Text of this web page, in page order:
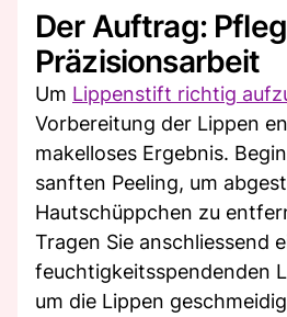
Der Auftrag:
Präzisionsarbeit
Um Lippenstift richtig
Vorbereitung der Lippen
makelloses Ergebnis.
sanften Peeling, um
Hautschüppchen zu
Tragen Sie anschliessend
feuchtigkeitsspendenden
um die Lippen